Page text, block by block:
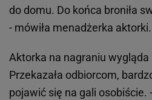
do domu. Do końca broniła
- mówiła menadżerka aktorki.
Aktorka na nagraniu wygląda
Przekazała odbiorcom,
pojawić się na gali osobiście.